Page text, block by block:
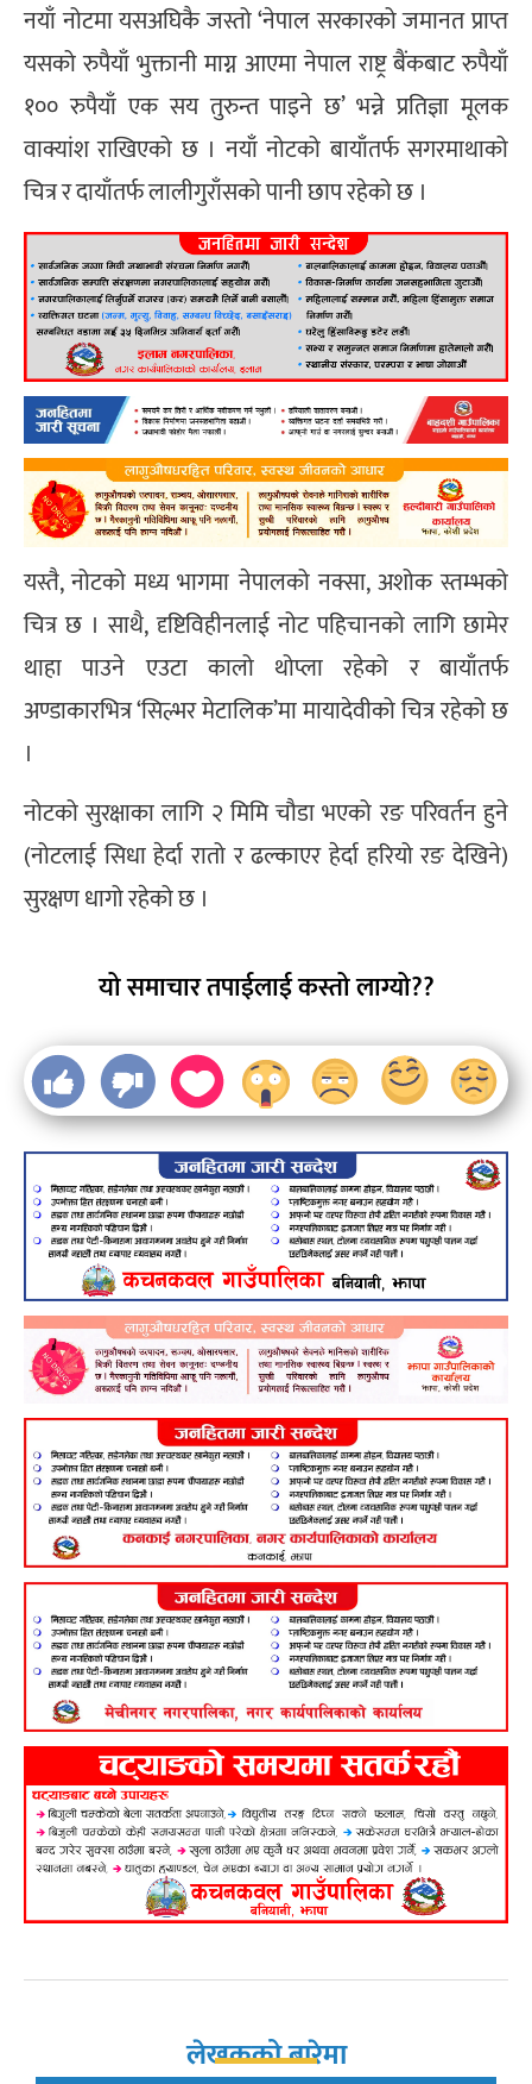
नयाँ नोटमा यसअघिकै जस्तो ‘नेपाल सरकारको जमानत प्राप्त
यसको रुपैयाँ भुक्तानी माग्न आएमा नेपाल राष्ट्र बैंकबाट रुपैयाँ
१०० रुपैयाँ एक सय तुरुन्त पाइने छ’ भन्ने प्रतिज्ञा मूलक
वाक्यांश राखिएको छ । नयाँ नोटको बायाँतर्फ सगरमाथाको
चित्र र दायाँतर्फ लालीगुराँसको पानी छाप रहेको छ ।
यस्तै, नोटको मध्य भागमा नेपालको नक्सा, अशोक स्तम्भको
चित्र छ । साथै, दृष्टिविहीनलाई नोट पहिचानको लागि छामेर
थाहा पाउने एउटा कालो थोप्ला रहेको र बायाँतर्फ
अण्डाकारभित्र ‘सिल्भर मेटालिक’मा मायादेवीको चित्र रहेको छ
।
नोटको सुरक्षाका लागि २ मिमि चौडा भएको रङ परिवर्तन हुने
(नोटलाई सिधा हेर्दा रातो र ढल्काएर हेर्दा हरियो रङ देखिने)
सुरक्षण धागो रहेको छ ।
यो समाचार तपाईलाई कस्तो लाग्यो??
लेखकको बारेमा